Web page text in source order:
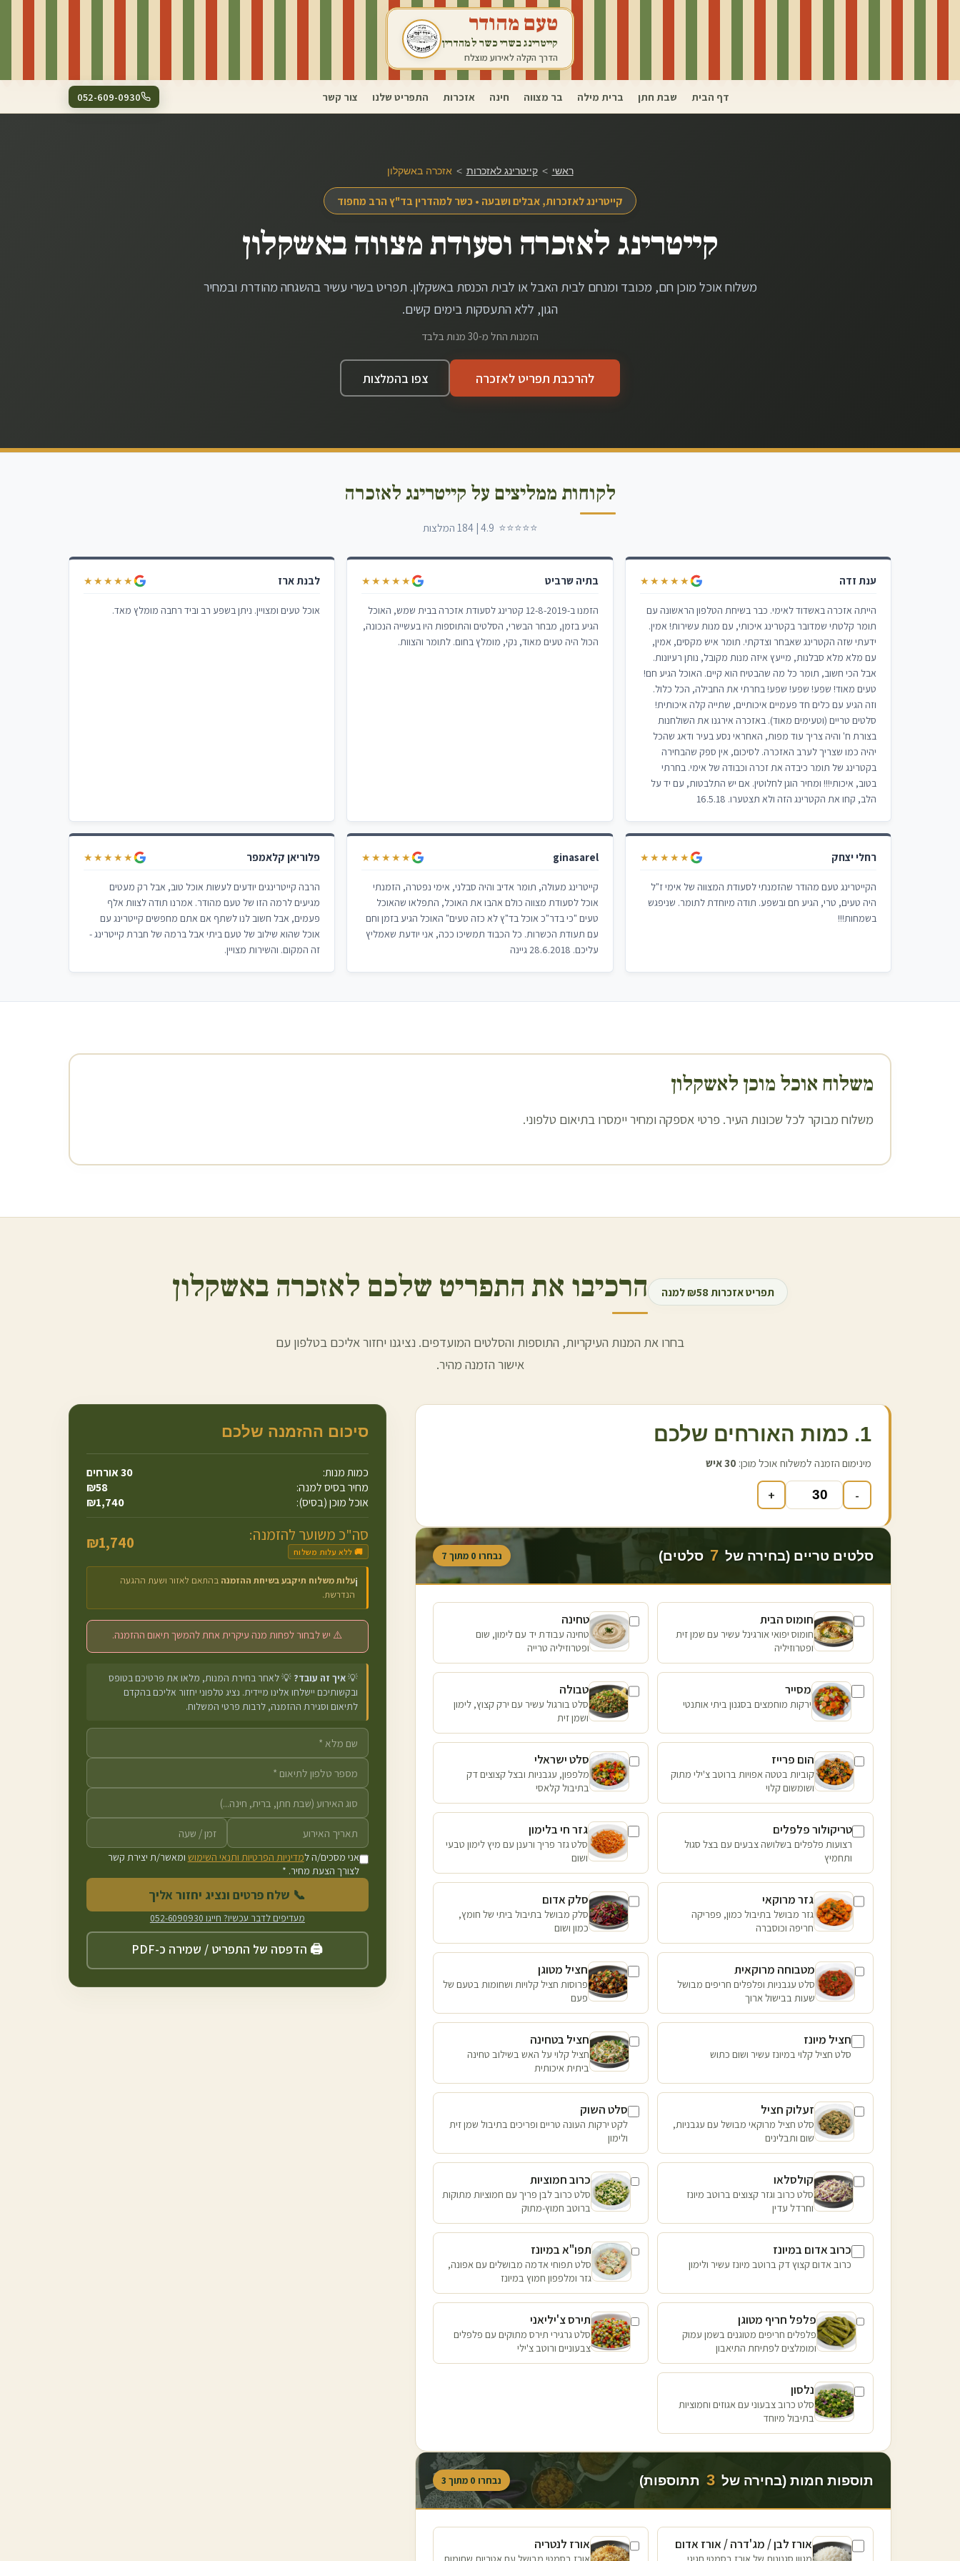
טעם מהודר
קייטרינג בשרי כשר למהדרין
הדרך הקלה לאירוע מוצלח
דף הבית שבת חתן ברית מילה בר מצווה חינה אזכרות התפריט שלנו צור קשר 052-609-0930
ראשי > קייטרינג לאזכרות > אזכרה באשקלון
קייטרינג לאזכרות, אבלים ושבעה • כשר למהדרין בד"ץ הרב מחפוד
קייטרינג לאזכרה וסעודת מצווה באשקלון
משלוח אוכל מוכן חם, מכובד ומנחם לבית האבל או לבית הכנסת באשקלון. תפריט בשרי עשיר בהשגחה מהודרת ובמחיר
הגון, ללא התעסקות בימים קשים.
הזמנות החל מ-30 מנות בלבד
להרכבת תפריט לאזכרה צפו בהמלצות
לקוחות ממליצים על קייטרינג לאזכרה
⭐⭐⭐⭐⭐ 4.9 | 184 המלצות
ענת זדה ★★★★★
הייתה אזכרה באשדוד לאימי. כבר בשיחת הטלפון הראשונה עם
תומר קלטתי שמדובר בקטרינג איכותי, עם מנות עשירות! אמין.
ידעתי שזה הקטרינג שאבחר וצדקתי. תומר איש מקסים, אמין,
עם מלא מלא סבלנות, מייעץ איזה מנות מקובל, נותן רעיונות.
אבל הכי חשוב, תומר כל מה שהבטיח הוא קיים. האוכל הגיע חם!
טעים מאוד! שפע! שפע! שפע! בחרתי את החבילה, הכל כלול.
וזה הגיע עם כלים חד פעמיים איכותיים, שתייה קלה איכותית!
סלטים טריים (וטעימים מאוד). באזכרה אירגנו את השולחנות
בצורת ח' והיה צריך עוד מפות, האחראי נסע בעיר ודאג שהכל
יהיה כמו שצריך לערב האזכרה. לסיכום, אין ספק שהבחירה
בקטרינג של תומר כיבדה את זכרה וכבודה של אימי. בחרתי
בטוב, איכותי!!! ומחיר הוגן לחלוטין. אם יש התלבטות, עם יד על
הלב, קחו את הקטרינג הזה ולא תצטערו. 16.5.18
בתיה שרביט ★★★★★
הזמנו ב-12-8-2019 קטרינג לסעודת אזכרה בבית שמש, האוכל
הגיע בזמן, מבחר הבשרי, הסלטים והתוספות היו בעשייה הנכונה,
הכול היה טעים מאוד, נקי, מומלץ בחום. לתומר והצוות.
לבנת ארז ★★★★★
אוכל טעים ומצויין. ניתן בשפע רב וביד רחבה מומלץ מאד.
רחלי יצחק ★★★★★
הקייטרינג טעם מהודר שהזמנתי לסעודת המצווה של אימי ז"ל
היה טעים, טרי, הגיע חם ובשפע. תודה מיוחדת לתומר. שניפגש
בשמחות!!!
ginasarel
★★★★★
קייטרינג מעולה, תומר אדיב והיה סבלני, אימי נפטרה, הזמנתי
אוכל לסעודת מצווה כולם אהבו את האוכל, התפלאו שהאוכל
טעים "כי בדר"כ אוכל בד"ץ לא כזה טעים" האוכל הגיע בזמן וחם
עם תעודת הכשרות. כל הכבוד תמשיכו ככה, אני יודעת שאמליץ
עליכם. 28.6.2018 גיינה
פלוריאן קלאמפר ★★★★★
הרבה קייטרינגים יודעים לעשות אוכל טוב, אבל רק מעטים
מגיעים לרמה הזו של טעם מהודר. אמרנו תודה לצוות אלף
פעמים, אבל חשוב לנו לשתף אם אתם מחפשים קייטרינג עם
אוכל שהוא שילוב של טעם ביתי אבל ברמה של חברת קייטרינג -
זה המקום. והשירות מצויין.
משלוח אוכל מוכן לאשקלון
משלוח מבוקר לכל שכונות העיר. פרטי אספקה ומחיר יימסרו בתיאום טלפוני.
תפריט אזכרות ₪58 למנה הרכיבו את התפריט שלכם לאזכרה באשקלון
בחרו את המנות העיקריות, התוספות והסלטים המועדפים. נציגנו יחזור אליכם בטלפון עם
אישור הזמנה מהיר.
1. כמות האורחים שלכם
מינימום הזמנה למשלוח אוכל מוכן: 30איש
-
+
סלטים טריים (בחירה של 7 סלטים) נבחרו 0 מתוך 7
חומוס הבית
חומוס יפואי אורגינל עשיר עם שמן זית
ופטרוזיליה
טחינה
טחינה עבודת יד עם לימון, שום
ופטרוזיליה טרייה
מסייר
ירקות מוחמצים בסגנון ביתי אותנטי
טבולה
סלט בורגול עשיר עם ירק קצוץ, לימון
ושמן זית
הום פרייז
קוביות בטטה אפויות ברוטב צ'ילי מתוק
ושומשום קלוי
סלט ישראלי
מלפפון, עגבניות ובצל קצוצים דק
בתיבול קלאסי
טריקולור פלפלים
רצועות פלפלים בשלושה צבעים עם בצל סגול
ותחמיץ
גזר חי בלימון
סלט גזר פריך ורענן עם מיץ לימון טבעי
ושום
גזר מרוקאי
גזר מבושל בתיבול כמון, פפריקה
חריפה וכוסברה
סלק אדום
סלק מבושל בתיבול ביתי של חומץ,
כמון ושום
מטבוחה מרוקאית
סלט עגבניות ופלפלים חריפים מבושל
שעות בבישול ארוך
חציל מטוגן
פרוסות חציל קלויות ושחומות בטעם של
פעם
חציל מיונז
סלט חציל קלוי במיונז עשיר ושום כתוש
חציל בטחינה
חציל קלוי על האש בשילוב טחינה
ביתית איכותית
זעלוק חציל
סלט חציל מרוקאי מבושל עם עגבניות,
שום ותבלינים
סלט השוק
לקט ירקות העונה טריים ופריכים בתיבול שמן זית
ולימון
קולסלאו
סלט כרוב וגזר קצוצים ברוטב מיונז
וחרדל עדין
כרוב חמוציות
סלט כרוב לבן פריך עם חמוציות מתוקות
ברוטב חמוץ-מתוק
כרוב אדום במיונז
כרוב אדום קצוץ דק ברוטב מיונז עשיר ולימון
תפו"א במיונז
סלט תפוחי אדמה מבושלים עם אפונה,
גזר ומלפפון חמוץ במיונז
פלפל חריף מטוגן
פלפלים חריפים מטוגנים בשמן עמוק
ומומלצים לפתיחת התיאבון
תירס צ'יליאני
סלט גרגירי תירס מתוקים עם פלפלים
צבעוניים ורוטב צ'ילי
נלסון
סלט כרוב צבעוני עם אגוזים וחמוציות
בתיבול מיוחד
תוספות חמות (בחירה של 3 תתוספות) נבחרו 0 מתוך 3
אורז לבן / מג'דרה / אורז אדום אורז לנטריה
סיכום ההזמנה שלכם
כמות מנות: 30אורחים
מחיר בסיס למנה:
₪58
אוכל מוכן (בסיס):
₪1,740
סה"כ משוער להזמנה:
🚚 ללא עלות משלוח ₪1,740
ℹ️עלות משלוח תיקבע בשיחת ההזמנה בהתאם לאזור ושעת ההגעה
הנדרשת.
⚠️ יש לבחור לפחות מנה עיקרית אחת להמשך תיאום ההזמנה.
💡איך זה עובד? 💡 לאחר בחירת המנות, מלאו את פרטיכם בטופס
ובקשותיכם יישלחו אלינו מיידית. נציג טלפוני יחזור אליכם בהקדם
לתיאום וסגירת ההזמנה, לרבות פרטי המשלוח.
אני מסכים/ה למדיניות הפרטיות ותנאי השימוש ומאשר/ת יצירת קשר
לצורך הצעת מחיר. *
📞 שלח פרטים ונציג יחזור אליך
מעדיפים לדבר עכשיו? חייגו 052-6090930
🖨️ הדפסה של התפריט / שמירה כ-PDF